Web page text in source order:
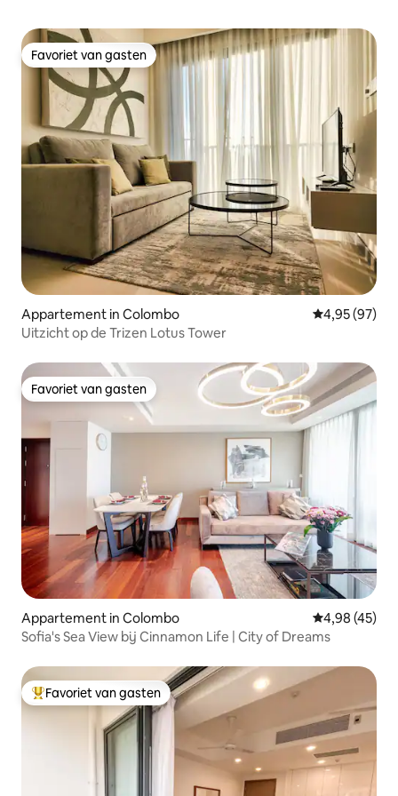
Favoriet van gasten
Favoriet van gasten
Appartement in Colombo Gemiddelde
4,95 (97)
Uitzicht op de Trizen Lotus Tower
Favoriet van gasten
Favoriet van gasten
Appartement in Colombo Gemiddelde
4,98 (45)
Sofia's Sea View bij Cinnamon Life | City of Dreams
Topfavoriet van gasten
Favoriet van gasten